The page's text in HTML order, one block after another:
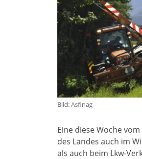
Bild: Asfinag
Eine diese Woche
des Landes auch im
als auch beim Lkw-